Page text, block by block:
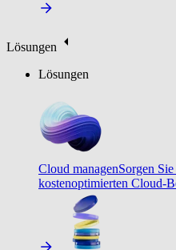
Lösungen
Lösungen
Cloud managenSorgen
kostenoptimierten Cloud-